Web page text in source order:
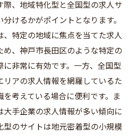
際、地域特化型と全国型の求人サ
けるかがポイントとなります。
、特定の地域に焦点を当てた求人
め、神戸市長田区のような特定の
に非常に有効です。一方、全国型
リアの求人情報を網羅しているた
考えている場合に便利です。ま
大手企業の求人情報が多い傾向に
型のサイトは地元密着型の小規模